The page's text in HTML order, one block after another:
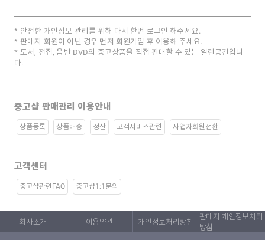
안전한 개인정보 관리를 위해 다시 한번 로그인 해주세요.
판매자 회원이 아닌 경우 먼저 회원가입 후 이용해 주세요.
도서, 전집, 음반 DVD의 중고상품을 직접 판매할 수 있는 열린공간입니
다.
중고샵 판매관리 이용안내
상품등록 상품배송 정산 고객서비스관련 사업자회원전환
고객센터
중고샵관련FAQ 중고샵1:1문의
회사소개 이용약관 개인정보처리방침
판매자 개인정보처리
방침